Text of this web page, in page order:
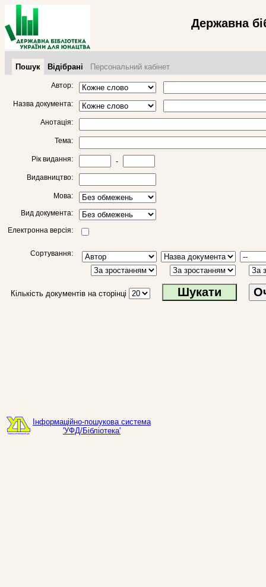
Державна
Пошук Відібрані Персональний кабінет
Автор:
Назва документа:
Анотація:
Тема:
Рік видання: -
Видавництво:
Мова:
Вид документа:
Електронна версія:
Сортування:
Кількість документів на сторінці
Інформаційно-пошукова система
'УФД/Бібліотека'